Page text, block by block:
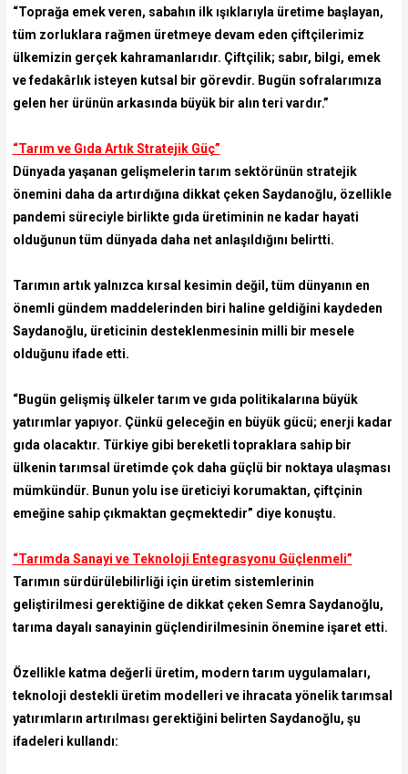
“Toprağa emek veren, sabahın ilk ışıklarıyla üretime başlayan,
tüm zorluklara rağmen üretmeye devam eden çiftçilerimiz
ülkemizin gerçek kahramanlarıdır. Çiftçilik; sabır, bilgi, emek
ve fedakârlık isteyen kutsal bir görevdir. Bugün sofralarımıza
gelen her ürünün arkasında büyük bir alın teri vardır.”
“Tarım ve Gıda Artık Stratejik Güç”
Dünyada yaşanan gelişmelerin tarım sektörünün stratejik
önemini daha da artırdığına dikkat çeken Saydanoğlu, özellikle
pandemi süreciyle birlikte gıda üretiminin ne kadar hayati
olduğunun tüm dünyada daha net anlaşıldığını belirtti.
Tarımın artık yalnızca kırsal kesimin değil, tüm dünyanın en
önemli gündem maddelerinden biri haline geldiğini kaydeden
Saydanoğlu, üreticinin desteklenmesinin milli bir mesele
olduğunu ifade etti.
“Bugün gelişmiş ülkeler tarım ve gıda politikalarına büyük
yatırımlar yapıyor. Çünkü geleceğin en büyük gücü; enerji kadar
gıda olacaktır. Türkiye gibi bereketli topraklara sahip bir
ülkenin tarımsal üretimde çok daha güçlü bir noktaya ulaşması
mümkündür. Bunun yolu ise üreticiyi korumaktan, çiftçinin
emeğine sahip çıkmaktan geçmektedir” diye konuştu.
“Tarımda Sanayi ve Teknoloji Entegrasyonu Güçlenmeli”
Tarımın sürdürülebilirliği için üretim sistemlerinin
geliştirilmesi gerektiğine de dikkat çeken Semra Saydanoğlu,
tarıma dayalı sanayinin güçlendirilmesinin önemine işaret etti.
Özellikle katma değerli üretim, modern tarım uygulamaları,
teknoloji destekli üretim modelleri ve ihracata yönelik tarımsal
yatırımların artırılması gerektiğini belirten Saydanoğlu, şu
ifadeleri kullandı: